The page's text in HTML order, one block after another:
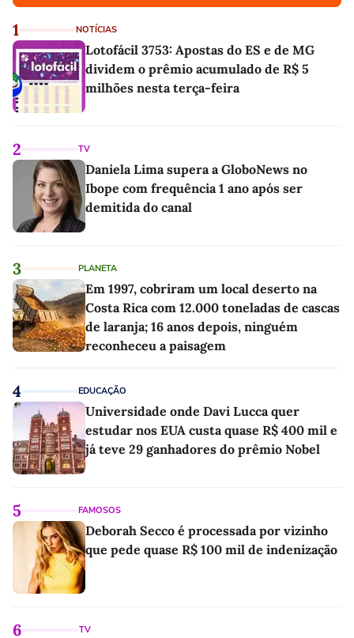
1 NOTÍCIAS
Lotofácil 3753: Apostas do ES e de MG
dividem o prêmio acumulado de R$ 5
milhões nesta terça-feira
2 TV
Daniela Lima supera a GloboNews no
Ibope com frequência 1 ano após ser
demitida do canal
3 PLANETA
Em 1997, cobriram um local deserto na
Costa Rica com 12.000 toneladas de cascas
de laranja; 16 anos depois, ninguém
reconheceu a paisagem
4 EDUCAÇÃO
Universidade onde Davi Lucca quer
estudar nos EUA custa quase R$ 400 mil e
já teve 29 ganhadores do prêmio Nobel
5 FAMOSOS
Deborah Secco é processada por vizinho
que pede quase R$ 100 mil de indenização
6 TV